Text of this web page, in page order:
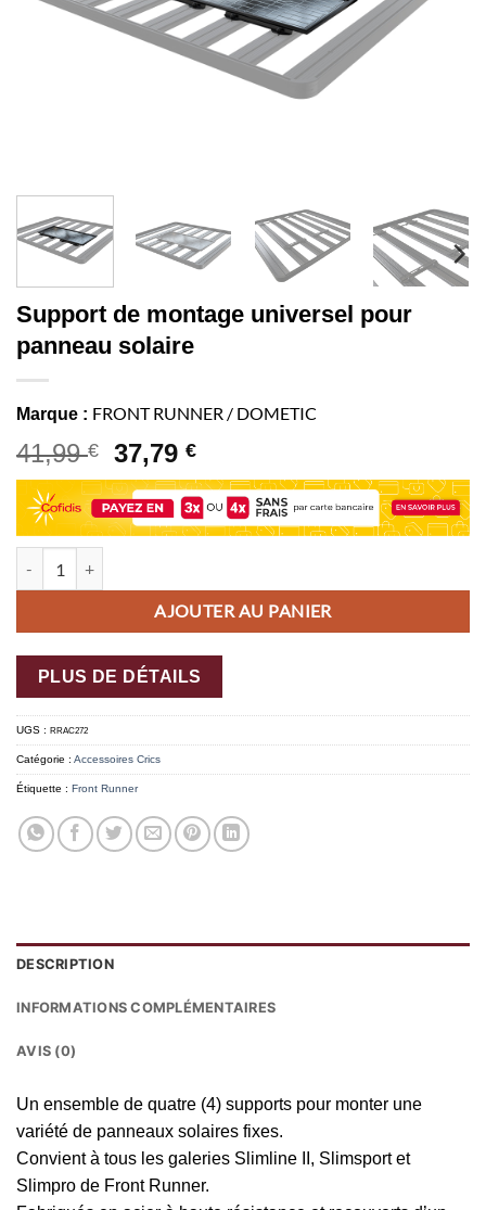
Support de montage universel pour
panneau solaire
Marque : FRONT RUNNER / DOMETIC
41,99€ 37,79€
AJOUTER AU PANIER
PLUS DE DÉTAILS
UGS : RRAC272
Catégorie : Accessoires Crics
Étiquette : Front Runner
DESCRIPTION
INFORMATIONS COMPLÉMENTAIRES
AVIS (0)
Un ensemble de quatre (4) supports pour monter une
variété de panneaux solaires fixes.
Convient à tous les galeries Slimline II, Slimsport et
Slimpro de Front Runner.